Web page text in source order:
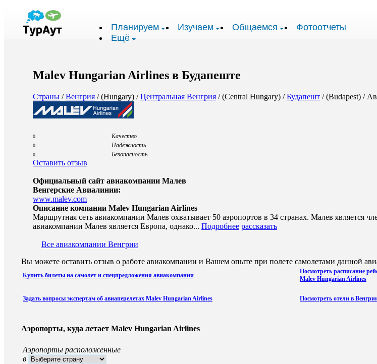
Планируем Изучаем Общаемся
Фотоотчеты
Ещё
Malev Hungarian Airlines в Будапеште
Страны /Венгрия / (Hungary) /Центральная Венгрия / (Central Hungary) /Будапешт / (Budapest) /
0 Качество
0 Надёжность
0 Безопасность
Оставить отзыв
Официальный сайт авиакомпании Малев
Венгерские Авиалинии:
www.malev.com
Описание компании Malev Hungarian Airlines
Маршрутная сеть авиакомпании Малев охватывает 50 аэропортов в 34 странах. Малев является
авиакомпании Малев является Европа, однако... Подробнее рассказать
Все авиакомпании Венгрии
Вы можете оставить отзыв о работе авиакомпании и Вашем опыте при полете самолетами данной
Купить билеты на самолет и спецпредложения авиакомпании
Посмотреть расписание
Malev Hungarian Airlines
Задать вопросы экспертам об авиаперелетах Malev Hungarian Airlines Посмотреть отели в
Аэропорты, куда летает Malev Hungarian Airlines
Аэропорты расположенные
в